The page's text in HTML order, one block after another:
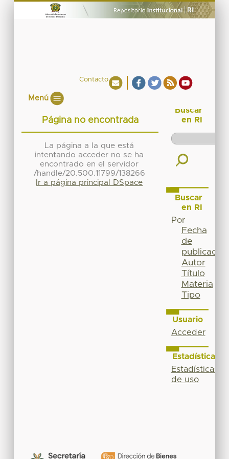
Contacto
Menú
Página no encontrada
La página a la que está
intentando acceder no se ha
encontrado en el servidor
/handle/20.500.11799/138266
Ir a página principal DSpace
Buscar
en RI
Buscar
en RI
Por
Fecha
de
publicación
Autor
Título
Materia
Tipo
Usuario
Acceder
Estadísticas
Estadísticas
de uso